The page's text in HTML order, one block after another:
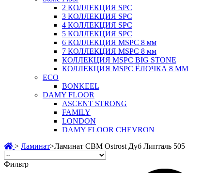
2 КОЛЛЕКЦИЯ SPC
3 КОЛЛЕКЦИЯ SPC
4 КОЛЛЕКЦИЯ SPC
5 КОЛЛЕКЦИЯ SPC
6 КОЛЛЕКЦИЯ MSPC 8 мм
7 КОЛЛЕКЦИЯ MSPC 8 мм
КОЛЛЕКЦИЯ MSPC BIG STONE
КОЛЛЕКЦИЯ MSPC ЁЛОЧКА 8 ММ
ECO
BONKEEL
DAMY FLOOR
ASCENT STRONG
FAMILY
LONDON
DAMY FLOOR CHEVRON
> Ламинат>Ламинат CBM Ostrost Дуб Липталь 505
Фильтр